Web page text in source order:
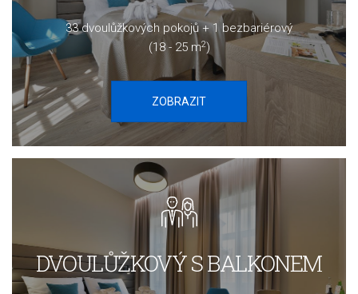
33 dvoulůžkových pokojů + 1 bezbariérový
(18 - 25 m2)
ZOBRAZIT
DVOULŮŽKOVÝ S BALKONEM